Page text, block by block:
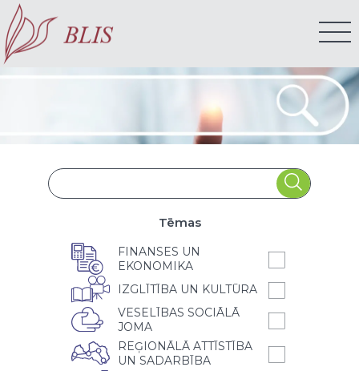
Tēmas
FINANSES UN
EKONOMIKA
IZGLĪTĪBA UN KULTŪRA
VESELĪBAS SOCIĀLĀ
JOMA
REĢIONĀLĀ ATTĪSTĪBA
UN SADARBĪBA